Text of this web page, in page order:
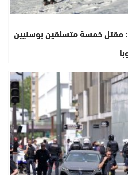
مقتل خمسة متسلقين بوسنيين